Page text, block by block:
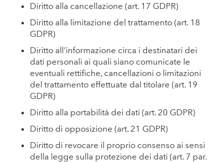
Diritto alla cancellazione (art. 17 GDPR)
Diritto alla limitazione del trattamento (art. 18
GDPR)
Diritto all'informazione circa i destinatari dei
dati personali ai quali siano comunicate le
eventuali rettifiche, cancellazioni o limitazioni
del trattamento effettuate dal titolare (art. 19
GDPR)
Diritto alla portabilità dei dati (art. 20 GDPR)
Diritto di opposizione (art. 21 GDPR)
Diritto di revocare il proprio consenso ai sensi
della legge sulla protezione dei dati (art. 7 par.